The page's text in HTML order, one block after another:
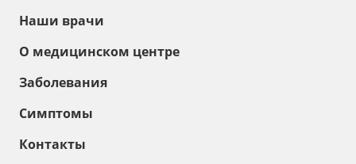
Наши врачи
О медицинском центре
Заболевания
Симптомы
Контакты